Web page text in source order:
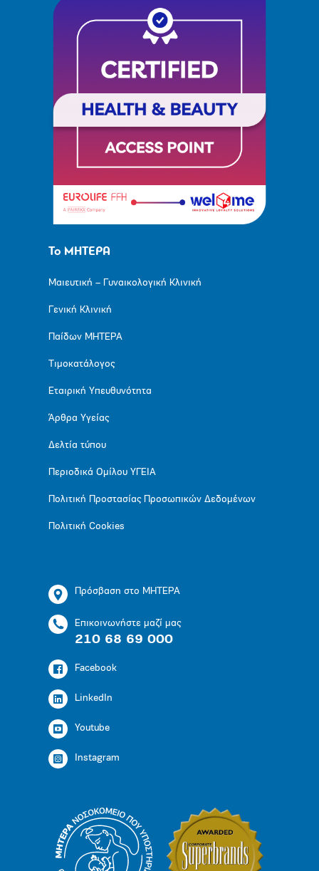
Το ΜΗΤΕΡΑ
Μαιευτική – Γυναικολογική Κλινική
Γενική Κλινική
Παίδων ΜΗΤΕΡΑ
Τιμοκατάλογος
Εταιρική Υπευθυνότητα
Άρθρα Υγείας
Δελτία τύπου
Περιοδικά Ομίλου ΥΓΕΙΑ
Πολιτική Προστασίας Προσωπικών Δεδομένων
Πολιτική Cookies
Πρόσβαση στο ΜΗΤΕΡΑ
Επικοινωνήστε μαζί μας
210 68 69 000
Facebook
LinkedIn
Youtube
Instagram